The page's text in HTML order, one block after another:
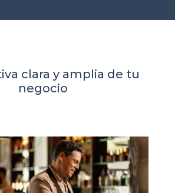
clara y amplia de tu
negocio